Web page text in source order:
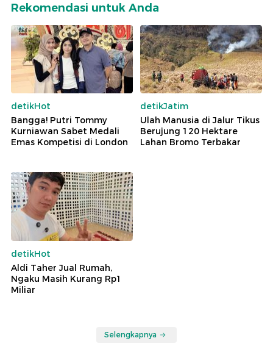
Rekomendasi untuk Anda
detikHot
Bangga! Putri Tommy
Kurniawan Sabet Medali
Emas Kompetisi di London
detikJatim
Ulah Manusia di Jalur Tikus
Berujung 120 Hektare
Lahan Bromo Terbakar
detikHot
Aldi Taher Jual Rumah,
Ngaku Masih Kurang Rp1
Miliar
Selengkapnya